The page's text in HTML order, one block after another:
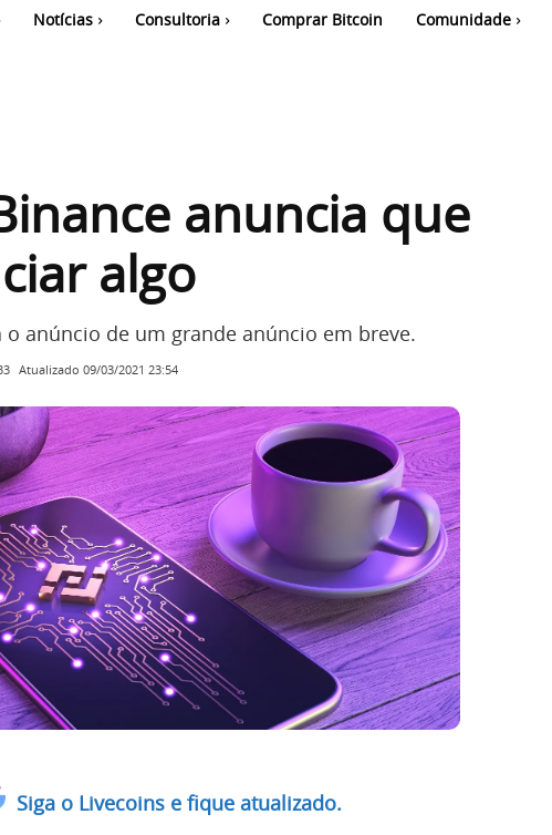
Notícias Consultoria Comprar Bitcoin Comunidade
anuncia que
algo
o anúncio de um grande anúncio em breve.
Atualizado 09/03/2021 23:54
Siga o Livecoins e fique atualizado.